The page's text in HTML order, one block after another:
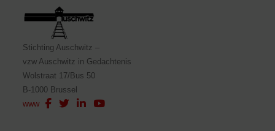
Stichting Auschwitz –
vzw Auschwitz in Gedachtenis
Wolstraat 17/Bus 50
B-1000 Brussel
www